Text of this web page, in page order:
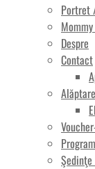
Portret
Despre
Contact